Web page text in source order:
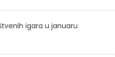
igara u januaru